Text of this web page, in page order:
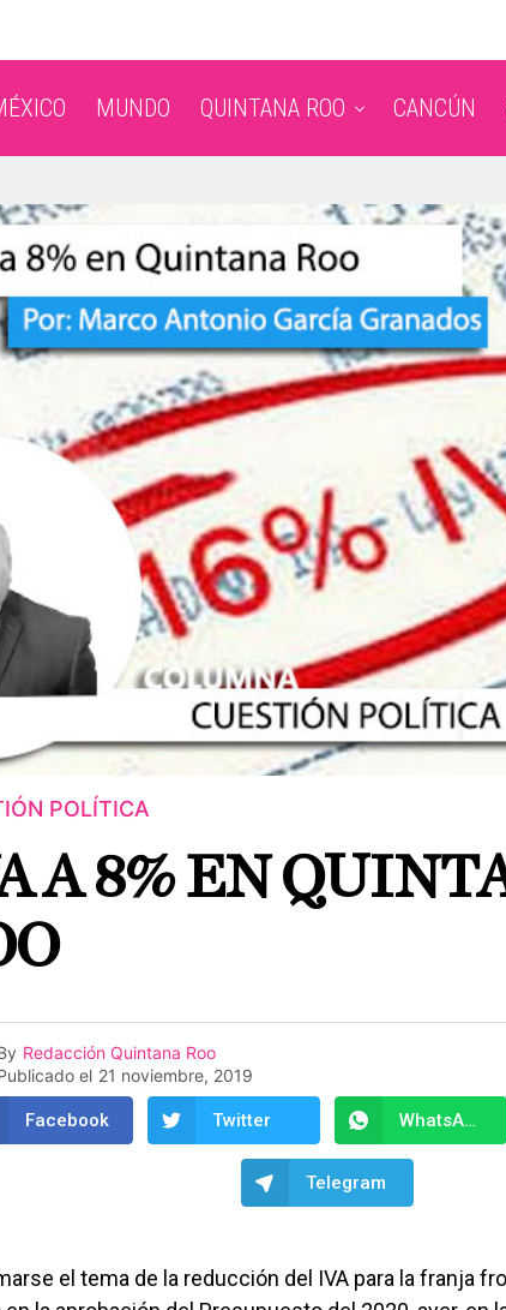
MUNDO QUINTANA ROO CANCÚN
POLÍTICA
A 8% EN
Redacción Quintana Roo
el 21 noviembre, 2019
Facebook Twitter WhatsApp
Telegram
el tema de la reducción del IVA para la franja